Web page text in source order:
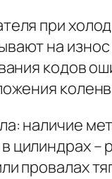
при
на
кодов
наличие
цилиндрах –
провалах